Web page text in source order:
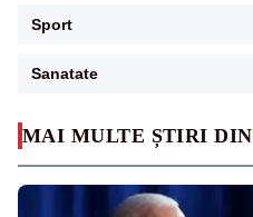
MAI MULTE ȘTIRI DIN
Sport
Sanatate